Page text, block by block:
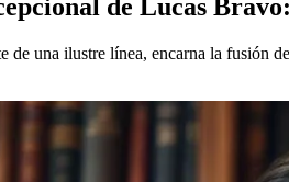
de Lucas
de una ilustre línea, encarna la fusión